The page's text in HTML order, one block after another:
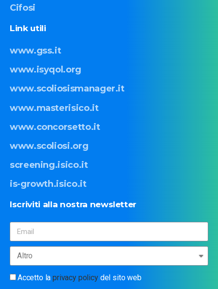
Cifosi
Link utili
www.gss.it
www.isyqol.org
www.scoliosismanager.it
www.masterisico.it
www.concorsetto.it
www.scoliosi.org
screening.isico.it
is-growth.isico.it
Iscriviti alla nostra newsletter
Accetto laprivacy policydel sito web